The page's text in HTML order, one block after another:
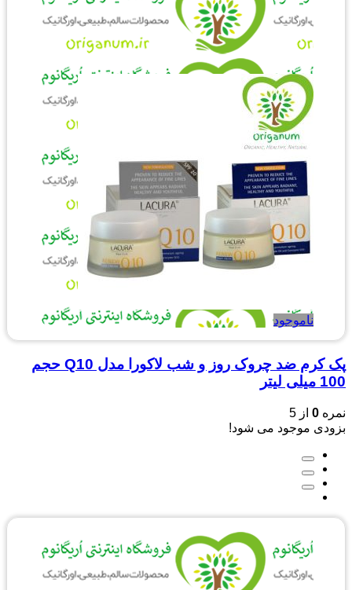
ناموجود
پک کرم ضد چروک روز و شب لاکورا مدل Q10 حجم
100 میلی لیتر
نمره 0 از 5
بزودی موجود می شود!